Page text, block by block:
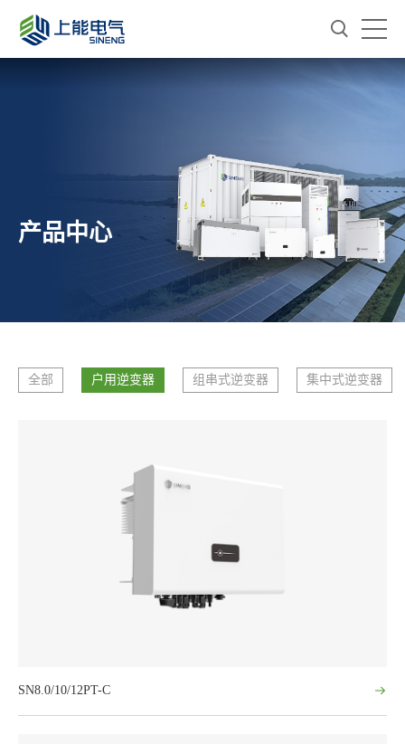
产品中心
全部 户用逆变器 组串式逆变器 集中式逆变器
SN8.0/10/12PT-C